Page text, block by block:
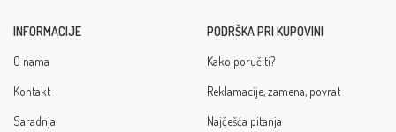
INFORMACIJE
O nama
Kontakt
Saradnja
PODRŠKA PRI KUPOVINI
Kako poručiti?
Reklamacije, zamena, povrat
Najčešća pitanja